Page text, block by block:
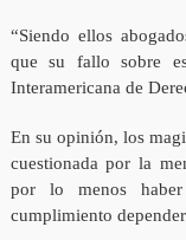
“Siendo ellos
que su fallo sobre
Interamericana de
En su opinión, los
cuestionada por la
por lo menos
cumplimiento